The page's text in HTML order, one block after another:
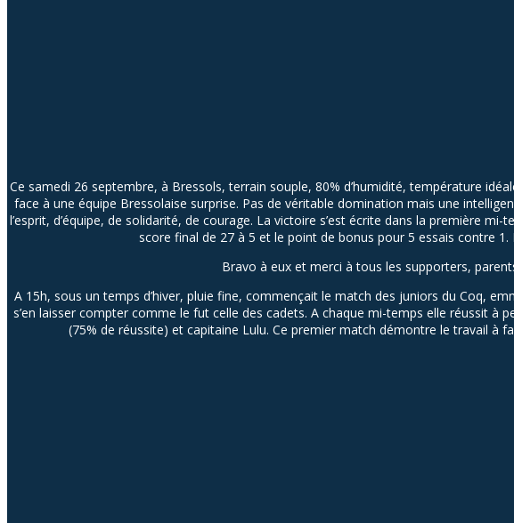
Ce samedi 26 septembre, à Bressols, terrain souple, 80% d’humidité, température
face à une équipe Bressolaise surprise. Pas de véritable domination mais une
l’esprit, d’équipe, de solidarité, de courage. La victoire s’est écrite dans la première mi-
score final de 27 à 5 et le point de bonus pour 5 essais contre
Bravo à eux et merci à tous les supporters,
A 15h, sous un temps d’hiver, pluie fine, commençait le match des juniors du Coq,
s’en laisser compter comme le fut celle des cadets. A chaque mi-temps elle réussit
(75% de réussite) et capitaine Lulu. Ce premier match démontre le travail à